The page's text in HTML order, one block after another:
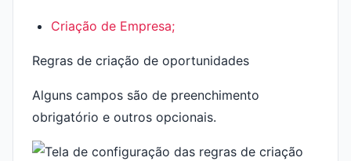
Criação de Empresa;
Regras de criação de oportunidades
Alguns campos são de preenchimento
obrigatório e outros opcionais.